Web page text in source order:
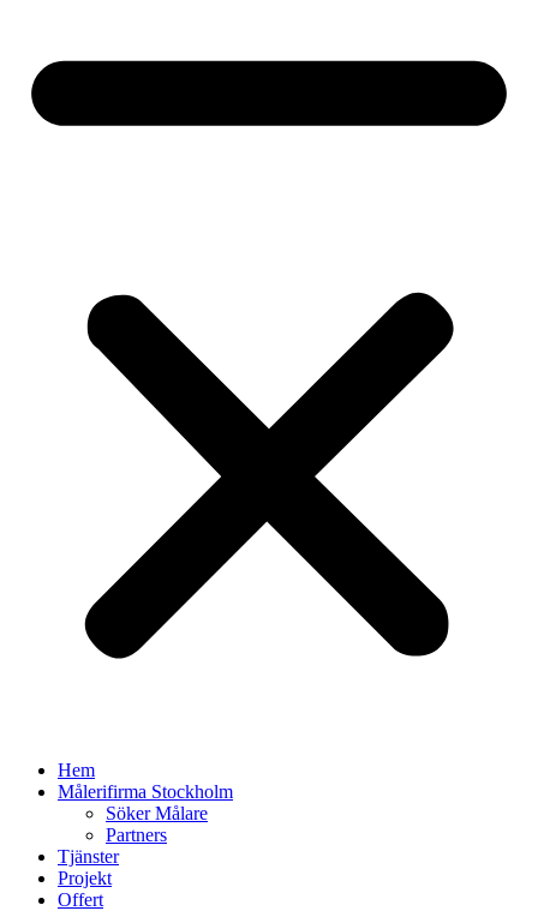
Hem
Målerifirma Stockholm
Söker Målare
Partners
Tjänster
Projekt
Offert